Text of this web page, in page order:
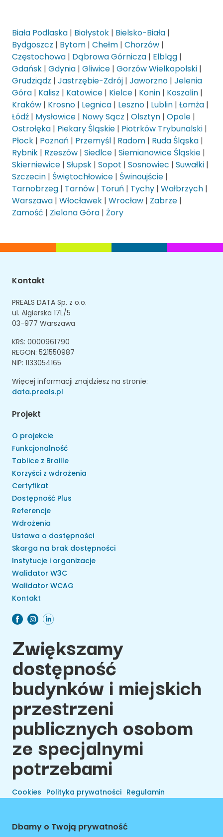
Biała Podlaska | Białystok | Bielsko-Biała |
Bydgoszcz | Bytom | Chełm | Chorzów |
Częstochowa | Dąbrowa Górnicza | Elbląg |
Gdańsk | Gdynia | Gliwice | Gorzów Wielkopolski |
Grudziądz | Jastrzębie-Zdrój | Jaworzno | Jelenia
Góra | Kalisz | Katowice | Kielce | Konin | Koszalin |
Kraków | Krosno | Legnica | Leszno | Lublin | Łomża |
Łódź | Mysłowice | Nowy Sącz | Olsztyn | Opole |
Ostrołęka | Piekary Śląskie | Piotrków Trybunalski |
Płock | Poznań | Przemyśl | Radom | Ruda Śląska |
Rybnik | Rzeszów | Siedlce | Siemianowice Śląskie |
Skierniewice | Słupsk | Sopot | Sosnowiec | Suwałki |
Szczecin | Świętochłowice | Świnoujście |
Tarnobrzeg | Tarnów | Toruń | Tychy | Wałbrzych |
Warszawa | Włocławek | Wrocław | Zabrze |
Zamość | Zielona Góra | Żory
Kontakt
PREALS DATA Sp. z o.o.
ul. Algierska 17L/5
03-977 Warszawa
KRS: 0000961790
REGON: 521550987
NIP: 1133054165
Więcej informacji znajdziesz na stronie:
data.preals.pl
Projekt
O projekcie
Funkcjonalność
Tablice z Braille
Korzyści z wdrożenia
Certyfikat
Dostępność Plus
Referencje
Wdrożenia
Ustawa o dostępności
Skarga na brak dostępności
Instytucje i organizacje
Walidator W3C
Walidator WCAG
Kontakt
Zwiększamy
dostępność
budynków i miejskich
przestrzeni
publicznych osobom
ze specjalnymi
potrzebami
Cookies Polityka prywatności Regulamin
Dbamy o Twoją prywatność